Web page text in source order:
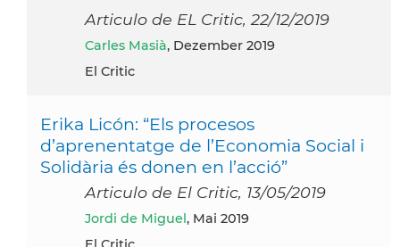
Articulo de EL Critic, 22/12/2019
Carles Masià, Dezember 2019
El Critic
Erika Licón: “Els procesos
d’aprenentatge de l’Economia Social i
Solidària és donen en l’acció”
Articulo de El Critic, 13/05/2019
Jordi de Miguel, Mai 2019